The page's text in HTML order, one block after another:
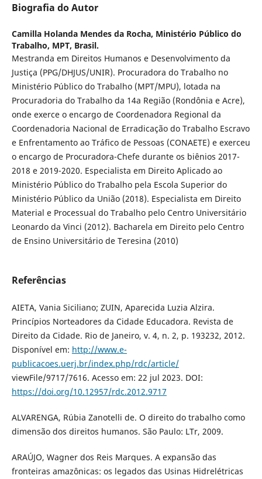
Biografia do Autor
Camilla Holanda Mendes da Rocha, Ministério Público do
Trabalho, MPT, Brasil.
Mestranda em Direitos Humanos e Desenvolvimento da
Justiça (PPG/DHJUS/UNIR). Procuradora do Trabalho no
Ministério Público do Trabalho (MPT/MPU), lotada na
Procuradoria do Trabalho da 14a Região (Rondônia e Acre),
onde exerce o encargo de Coordenadora Regional da
Coordenadoria Nacional de Erradicação do Trabalho Escravo
e Enfrentamento ao Tráfico de Pessoas (CONAETE) e exerceu
o encargo de Procuradora-Chefe durante os biênios 2017-
2018 e 2019-2020. Especialista em Direito Aplicado ao
Ministério Público do Trabalho pela Escola Superior do
Ministério Público da União (2018). Especialista em Direito
Material e Processual do Trabalho pelo Centro Universitário
Leonardo da Vinci (2012). Bacharela em Direito pelo Centro
de Ensino Universitário de Teresina (2010)
Referências
AIETA, Vania Siciliano; ZUIN, Aparecida Luzia Alzira.
Princípios Norteadores da Cidade Educadora. Revista de
Direito da Cidade. Rio de Janeiro, v. 4, n. 2, p. 193232, 2012.
Disponível em: http://www.e-
publicacoes.uerj.br/index.php/rdc/article/
viewFile/9717/7616. Acesso em: 22 jul 2023. DOI:
https://doi.org/10.12957/rdc.2012.9717
ALVARENGA, Rúbia Zanotelli de. O direito do trabalho como
dimensão dos direitos humanos. São Paulo: LTr, 2009.
ARAÚJO, Wagner dos Reis Marques. A expansão das
fronteiras amazônicas: os legados das Usinas Hidrelétricas